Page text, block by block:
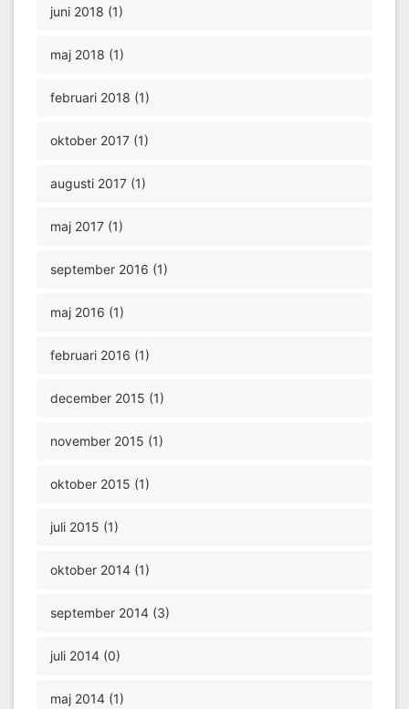
juni 2018 (1)
maj 2018 (1)
februari 2018 (1)
oktober 2017 (1)
augusti 2017 (1)
maj 2017 (1)
september 2016 (1)
maj 2016 (1)
februari 2016 (1)
december 2015 (1)
november 2015 (1)
oktober 2015 (1)
juli 2015 (1)
oktober 2014 (1)
september 2014 (3)
juli 2014 (0)
maj 2014 (1)